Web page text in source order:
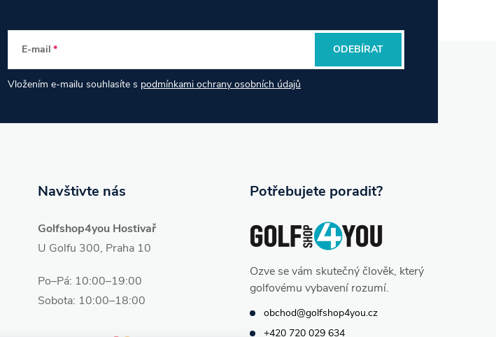
E-mail
Vložením e-mailu souhlasíte s podmínkami ochrany osobních údajů
ODEBÍRAT
Navštivte nás
Golfshop4you Hostivař
U Golfu 300, Praha 10
Po–Pá: 10:00–19:00
Sobota: 10:00–18:00
Potřebujete poradit?
Ozve se vám skutečný člověk, který
golfovému vybavení rozumí.
obchod@golfshop4you.cz
+420 720 029 634